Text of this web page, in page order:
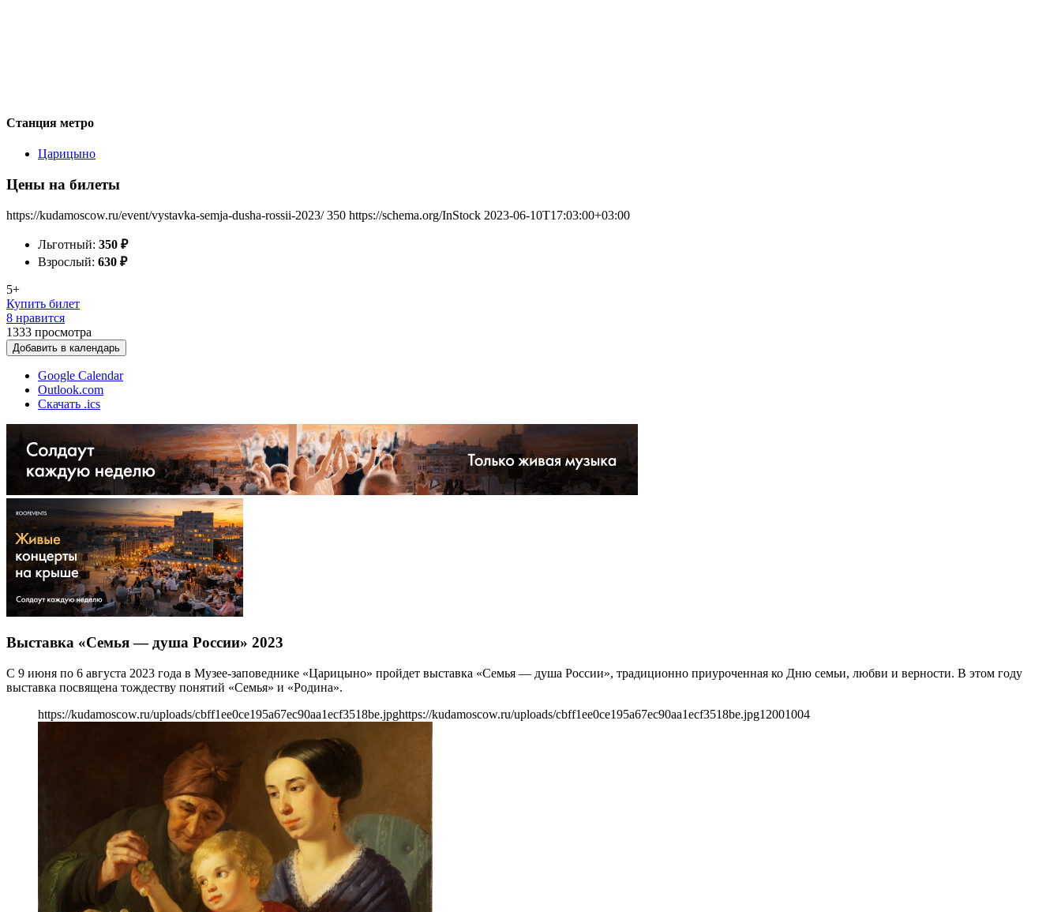
Станция метро
Царицыно
Цены на билеты
https://kudamoscow.ru/event/vystavka-semja-dusha-rossii-2023/ 350 https://schema.org/InStock 2023-06-10T17:03:00+03:00
Льготный: 350 ₽
Взрослый: 630 ₽
5+
Купить билет
8 нравится
1333 просмотра
Добавить в календарь
Google Calendar
Outlook.com
Скачать .ics
Выставка «Семья — душа России» 2023
С 9 июня по 6 августа 2023 года в Музее-заповеднике «Царицыно» пройдет выставка «Семья — душа России», традиционно приуроченная ко Дню семьи, любви и верности. В этом году
выставка посвящена тождеству понятий «Семья» и «Родина».
https://kudamoscow.ru/uploads/cbff1ee0ce195a67ec90aa1ecf3518be.jpghttps://kudamoscow.ru/uploads/cbff1ee0ce195a67ec90aa1ecf3518be.jpg12001004